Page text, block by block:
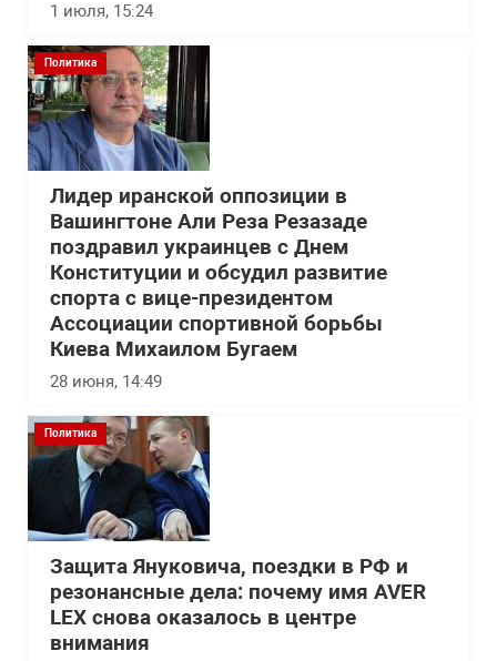
1 июля, 15:24
Политика
Лидер иранской оппозиции в
Вашингтоне Али Реза Резазаде
поздравил украинцев с Днем
Конституции и обсудил развитие
спорта с вице-президентом
Ассоциации спортивной борьбы
Киева Михаилом Бугаем
28 июня, 14:49
Политика
Защита Януковича, поездки в РФ и
резонансные дела: почему имя AVER
LEX снова оказалось в центре
внимания